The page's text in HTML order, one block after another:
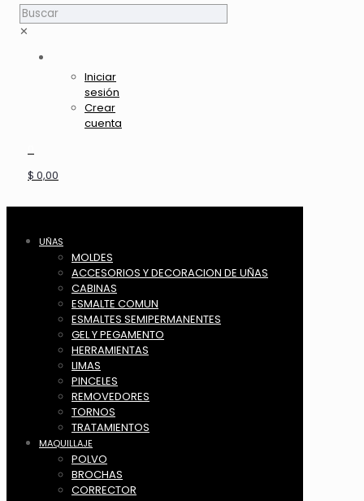
✕
Iniciar
sesión
Crear
cuenta
$ 0,00
UÑAS
MOLDES
ACCESORIOS Y DECORACION DE UÑAS
CABINAS
ESMALTE COMUN
ESMALTES SEMIPERMANENTES
GEL Y PEGAMENTO
HERRAMIENTAS
LIMAS
PINCELES
REMOVEDORES
TORNOS
TRATAMIENTOS
MAQUILLAJE
POLVO
BROCHAS
CORRECTOR